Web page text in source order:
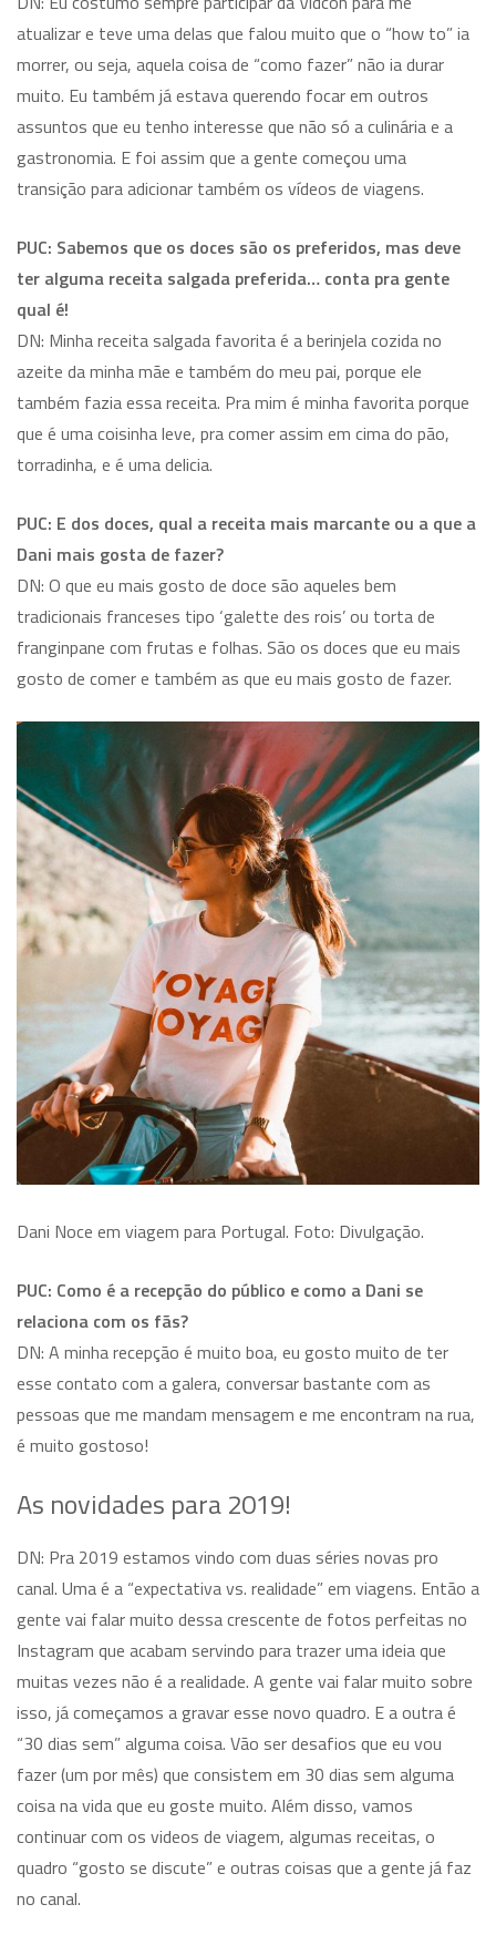
atualizar e teve uma delas que falou muito que o “how to” ia
morrer, ou seja, aquela coisa de “como fazer” não ia durar
muito. Eu também já estava querendo focar em outros
assuntos que eu tenho interesse que não só a culinária e a
gastronomia. E foi assim que a gente começou uma
transição para adicionar também os vídeos de viagens.
PUC: Sabemos que os doces são os preferidos, mas deve
ter alguma receita salgada preferida… conta pra gente
qual é!
DN: Minha receita salgada favorita é a berinjela cozida no
azeite da minha mãe e também do meu pai, porque ele
também fazia essa receita. Pra mim é minha favorita porque
que é uma coisinha leve, pra comer assim em cima do pão,
torradinha, e é uma delicia.
PUC: E dos doces, qual a receita mais marcante ou a que a
Dani mais gosta de fazer?
DN: O que eu mais gosto de doce são aqueles bem
tradicionais franceses tipo ‘galette des rois’ ou torta de
franginpane com frutas e folhas. São os doces que eu mais
gosto de comer e também as que eu mais gosto de fazer.
Dani Noce em viagem para Portugal. Foto: Divulgação.
PUC: Como é a recepção do público e como a Dani se
relaciona com os fãs?
DN: A minha recepção é muito boa, eu gosto muito de ter
esse contato com a galera, conversar bastante com as
pessoas que me mandam mensagem e me encontram na rua,
é muito gostoso!
As novidades para 2019!
DN: Pra 2019 estamos vindo com duas séries novas pro
canal. Uma é a “expectativa vs. realidade” em viagens. Então a
gente vai falar muito dessa crescente de fotos perfeitas no
Instagram que acabam servindo para trazer uma ideia que
muitas vezes não é a realidade. A gente vai falar muito sobre
isso, já começamos a gravar esse novo quadro. E a outra é
“30 dias sem” alguma coisa. Vão ser desafios que eu vou
fazer (um por mês) que consistem em 30 dias sem alguma
coisa na vida que eu goste muito. Além disso, vamos
continuar com os videos de viagem, algumas receitas, o
quadro “gosto se discute” e outras coisas que a gente já faz
no canal.